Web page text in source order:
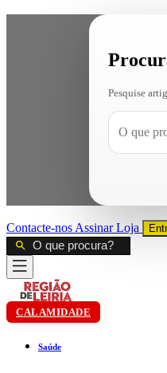
Pesquise
Contacte-nos AssinarLoja
CALAMIDADE
Saúde